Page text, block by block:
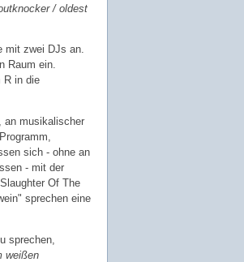
/ oldest
mit zwei DJs an.
Raum ein.
R in die
an musikalischer
sich - ohne an
- mit der
Of The
sprechen eine
sprechen,
weißen